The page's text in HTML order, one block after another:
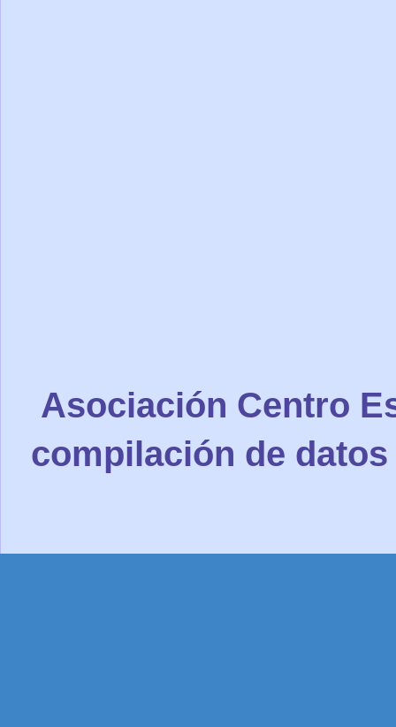
Asociación Centro
compilación de